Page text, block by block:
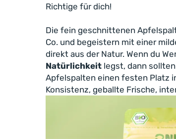
Richtige für dich!
Die fein geschnittenen
Co. und begeistern mit einer
direkt aus der Natur. Wenn du
Natürlichkeit legst, dann
Apfelspalten einen festen Platz
Konsistenz, geballte Frische,